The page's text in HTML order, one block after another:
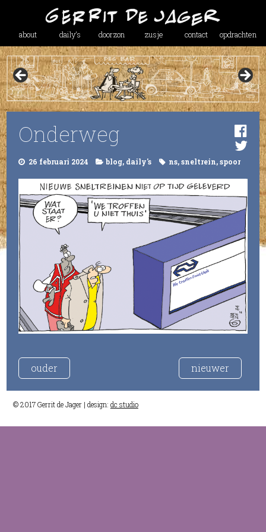
about daily’s doorzon zusje contact opdrachten
Onderweg
26 februari 2024 blog, daily's ns,sneltrein,spoor
ouder nieuwer
© 2017 Gerrit de Jager | design: dc studio